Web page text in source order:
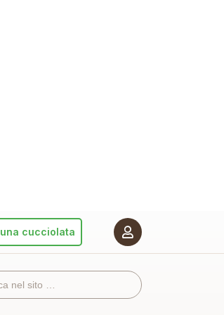
una cucciolata